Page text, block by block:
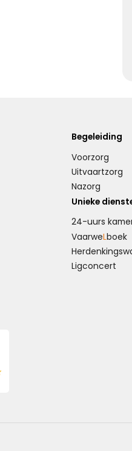
Begeleiding
Voorzorg
Uitvaartzorg
Nazorg
Unieke
24-uurs
VaarweLboek
Ligconcert